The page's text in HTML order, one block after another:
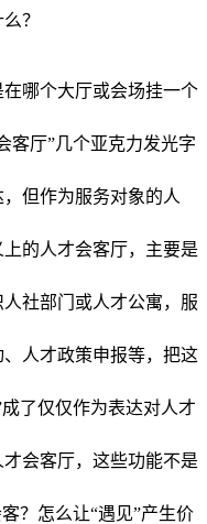
？
哪个大厅或会场挂一个
客厅”几个亚克力发光字
但作为服务对象的人
的人才会客厅，主要是
社部门或人才公寓，服
人才政策申报等，把这
了仅仅作为表达对人才
会客厅，这些功能不是
？怎么让“遇见”产生价